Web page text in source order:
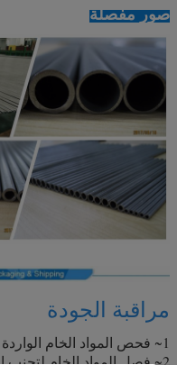
صور مفصلة
مراقبة الجودة
1~ فحص المواد الخام الواردة
2~ فصل المواد الخام لتجنب الخلط بين نوع الصلب